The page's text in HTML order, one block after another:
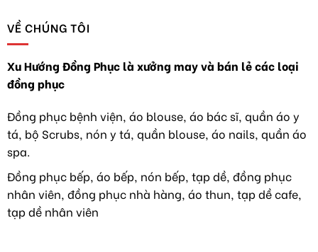
lên
trang
như
hoa
TỐT
NGHIỆP
TIẾP
TỤC
TẠI
MỸ
VỀ CHÚNG TÔI
Xu Hướng Đồng Phục là xưởng may và bán lẻ các loại
đồng phục
Đồng phục bệnh viện, áo blouse, áo bác sĩ, quần áo y
tá, bộ Scrubs, nón y tá, quần blouse, áo nails, quần áo
spa.
Đồng phục bếp, áo bếp, nón bếp, tạp dề, đồng phục
nhân viên, đồng phục nhà hàng, áo thun, tạp dề cafe,
tạp dề nhân viên